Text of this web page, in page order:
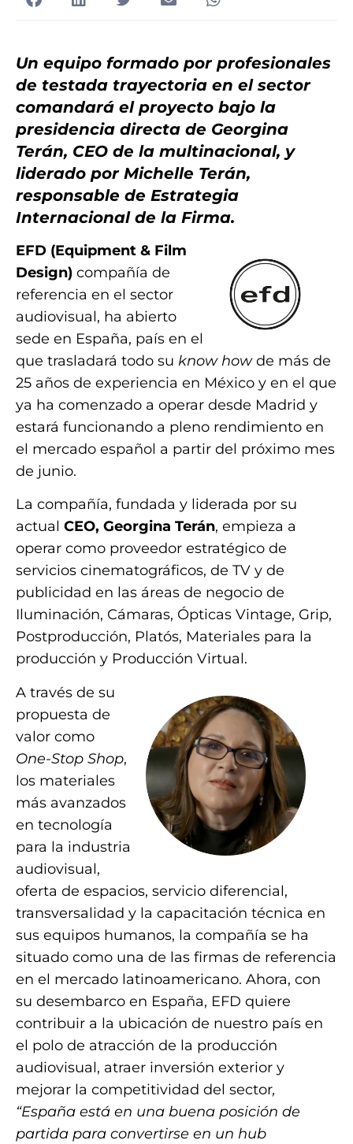
Un equipo formado por profesionales
de testada trayectoria en el sector
comandará el proyecto bajo la
presidencia directa de Georgina
Terán, CEO de la multinacional, y
liderado por Michelle Terán,
responsable de Estrategia
Internacional de la Firma.
EFD (Equipment & Film
Design) compañía de
referencia en el sector
audiovisual, ha abierto
sede en España, país en el
que trasladará todo su know howde más de
25 años de experiencia en México y en el que
ya ha comenzado a operar desde Madrid y
estará funcionando a pleno rendimiento en
el mercado español a partir del próximo mes
de junio.
La compañía, fundada y liderada por su
actual CEO, Georgina Terán, empieza a
operar como proveedor estratégico de
servicios cinematográficos, de TV y de
publicidad en las áreas de negocio de
Iluminación, Cámaras, Ópticas Vintage, Grip,
Postproducción, Platós, Materiales para la
producción y Producción Virtual.
A través de su
propuesta de
valor como
One-Stop Shop,
los materiales
más avanzados
en tecnología
para la industria
audiovisual,
oferta de espacios, servicio diferencial,
transversalidad y la capacitación técnica en
sus equipos humanos, la compañía se ha
situado como una de las firmas de referencia
en el mercado latinoamericano. Ahora, con
su desembarco en España, EFD quiere
contribuir a la ubicación de nuestro país en
el polo de atracción de la producción
audiovisual, atraer inversión exterior y
mejorar la competitividad del sector,
“España está en una buena posición de
partida para convertirse en un hub